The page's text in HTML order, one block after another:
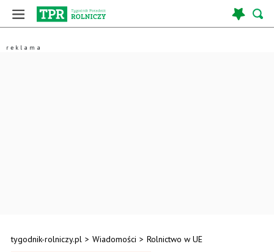
tygodnik-rolniczy.pl > Wiadomości > Rolnictwo w UE